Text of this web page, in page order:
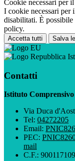
Cookie necessari per
I cookie necessari per
disabilitati. È
policy.
Accetta tutti Salva
Contatti
Istituto
Via Duca
Tel: 04272205
Email:
PEC:
mail
C.F.: